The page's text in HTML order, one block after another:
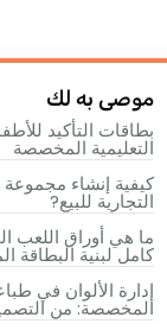
موصى به لك
بطاقات التأكيد
التعليمية المخصصة
كيفية إنشاء مجموعة
التجارية للبيع?
ما هي أوراق اللعب
كامل لبنية البطاقة
إدارة الألوان في
المخصصة: من